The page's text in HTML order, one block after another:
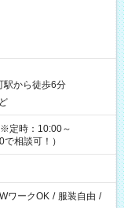
駅から徒歩6分
定時：10:00～
相談可！）
ワークOK / 服装自由 /